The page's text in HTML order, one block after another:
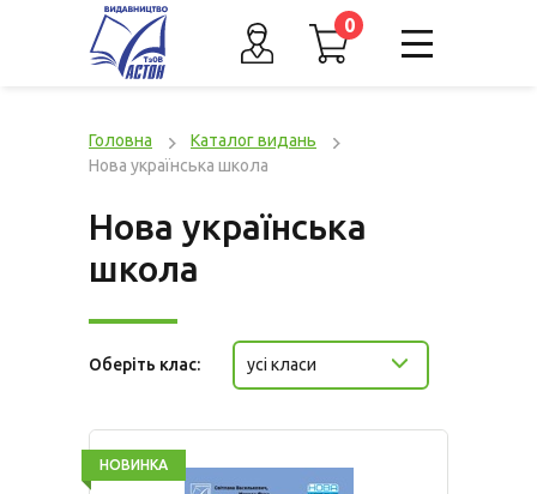
0
Головна
Каталог видань
Нова українська школа
Нова українська
школа
Оберіть клас: усі класи
НОВИНКА